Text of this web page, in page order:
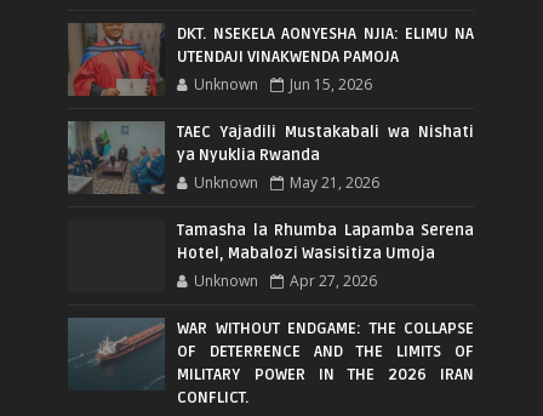
DKT. NSEKELA AONYESHA NJIA: ELIMU NA
UTENDAJI VINAKWENDA PAMOJA
Unknown Jun 15, 2026
TAEC Yajadili Mustakabali wa Nishati
ya Nyuklia Rwanda
Unknown May 21, 2026
Tamasha la Rhumba Lapamba Serena
Hotel, Mabalozi Wasisitiza Umoja
Unknown Apr 27, 2026
WAR WITHOUT ENDGAME: THE COLLAPSE
OF DETERRENCE AND THE LIMITS OF
MILITARY POWER IN THE 2026 IRAN
CONFLICT.